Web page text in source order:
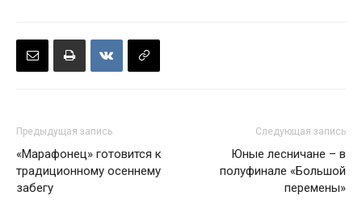
Предыдущая запись
«Марафонец» готовится к
традиционному осеннему
забегу
Следующая запись
Юные лесничане – в
полуфинале «Большой
перемены»